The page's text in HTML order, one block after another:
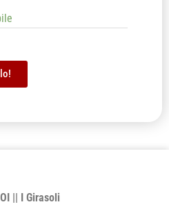
|| I Girasoli